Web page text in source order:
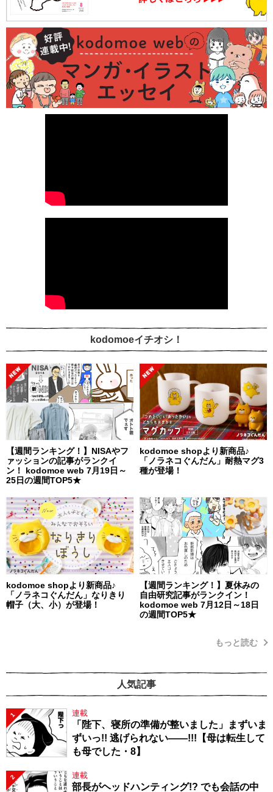
kodomoeイチオシ！
【週間ランキング！】NISAやフ
ァッションの記事がランクイ
ン！ kodomoe web 7月19日～
25日の週間TOP5★
kodomoe shopより新商品♪
「ノラネコぐんだん」耐熱マグ3
種が登場！
kodomoe shopより新商品♪
「ノラネコぐんだん」なりきり
帽子（大、小）が登場！
【週間ランキング！】夏休みの
自由研究記事がランクイン！
kodomoe web 7月12日～18日
の週間TOP5★
もっと読む
人気記事
1 連載
「陛下、寝所の準備が整いました」まずいま
ずいっ!! 逃げられない――!!!【母は転生して
も母でした・8】
2 連載
部長がヘッドハンティング!? でも会話の中